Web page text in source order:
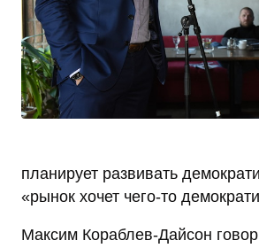
планирует развивать
«рынок хочет чего-то
Максим Кораблев-Дайсон